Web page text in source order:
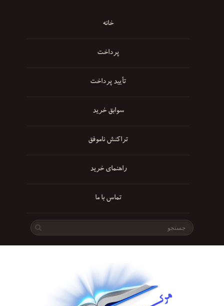
خانه
پرداخت
تأیید پرداخت
سوابق خرید
تراکنش ناموفق
راهنمای خرید
تماس با ما